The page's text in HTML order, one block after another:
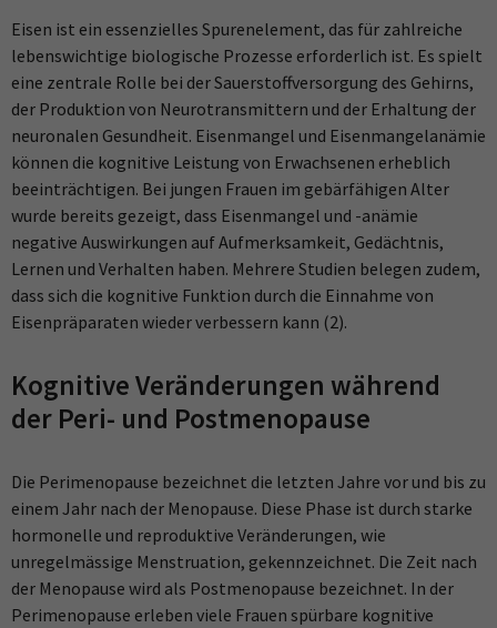
Eisen ist ein essenzielles Spurenelement, das für zahlreiche
lebenswichtige biologische Prozesse erforderlich ist. Es spielt
eine zentrale Rolle bei der Sauerstoffversorgung des Gehirns,
der Produktion von Neurotransmittern und der Erhaltung der
neuronalen Gesundheit. Eisenmangel und Eisenmangelanämie
können die kognitive Leistung von Erwachsenen erheblich
beeinträchtigen. Bei jungen Frauen im gebärfähigen Alter
wurde bereits gezeigt, dass Eisenmangel und -anämie
negative Auswirkungen auf Aufmerksamkeit, Gedächtnis,
Lernen und Verhalten haben. Mehrere Studien belegen zudem,
dass sich die kognitive Funktion durch die Einnahme von
Eisenpräparaten wieder verbessern kann (2).
Kognitive Veränderungen während
der Peri- und Postmenopause
Die Perimenopause bezeichnet die letzten Jahre vor und bis zu
einem Jahr nach der Menopause. Diese Phase ist durch starke
hormonelle und reproduktive Veränderungen, wie
unregelmässige Menstruation, gekennzeichnet. Die Zeit nach
der Menopause wird als Postmenopause bezeichnet. In der
Perimenopause erleben viele Frauen spürbare kognitive